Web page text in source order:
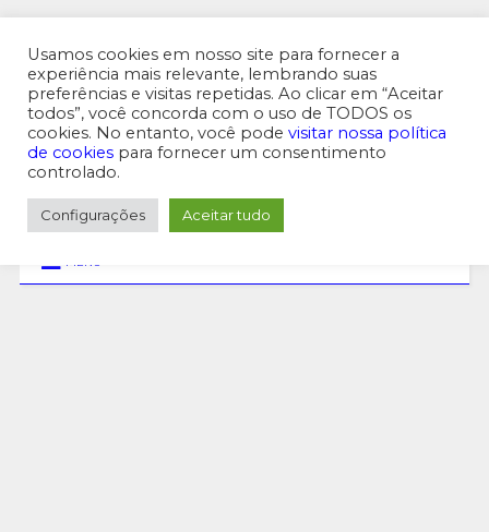
MENU
Usamos cookies em nosso site para fornecer a
experiência mais relevante, lembrando suas
preferências e visitas repetidas. Ao clicar em “Aceitar
todos”, você concorda com o uso de TODOS os
cookies. No entanto, você pode visitar nossa política
de cookies para fornecer um consentimento
controlado.
Configurações Aceitar tudo